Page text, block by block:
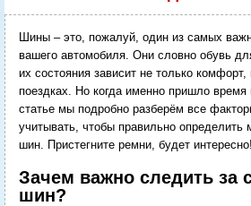
Шины – это, пожалуй, один из самых
вашего автомобиля. Они словно обувь
их состояния зависит не только комфорт,
поездках. Но когда именно пришло время
статье мы подробно разберём все
учитывать, чтобы правильно
шин. Пристегните ремни, будет интересно!
Зачем важно следить за
шин?